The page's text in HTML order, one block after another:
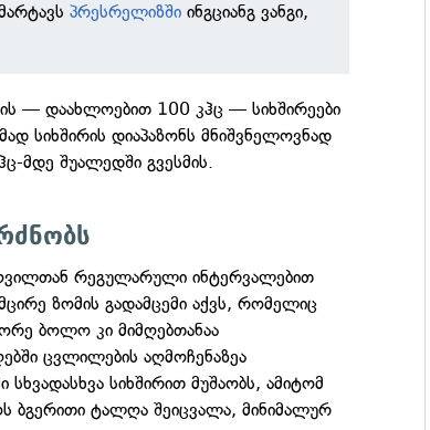
პრესრელიზში ინგციანგ ვანგი,
— დაახლოებით 100 კჰც — სიხშირეები
სიხშირის დიაპაზონს მნიშვნელოვნად
მდე შუალედში გვესმის.
რეგულარული ინტერვალებით
ზომის გადამცემი აქვს, რომელიც
ბოლო კი მიმღებთანაა
ცვლილების აღმოჩენაზეა
სხვადასხვა სიხშირით მუშაობს, ამიტომ
ბგერითი ტალღა შეიცვალა, მინიმალურ